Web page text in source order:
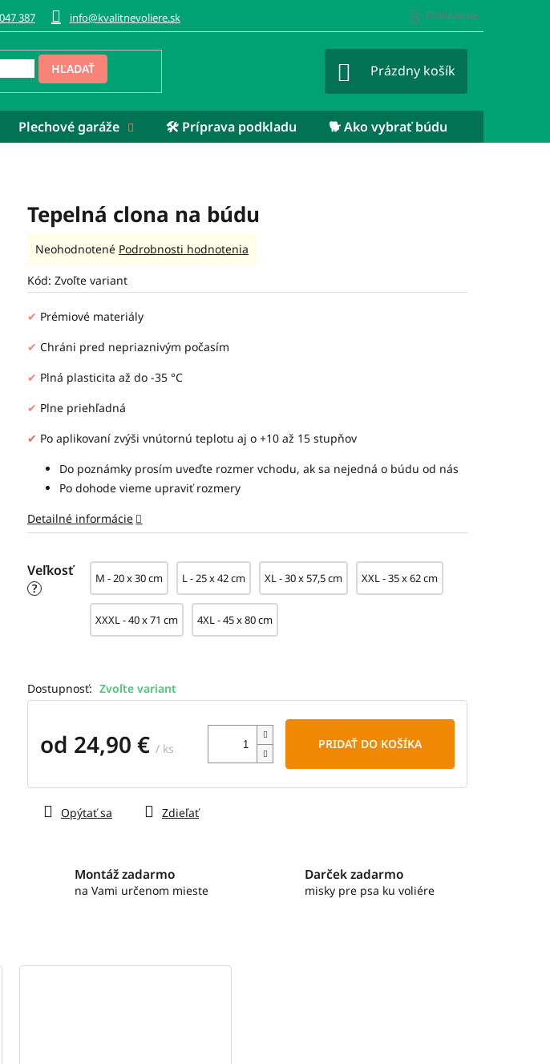
387 info@kvalitnevoliere.sk Prihlásenie
HĽADAŤ
NÁKUPNÝ
Prázdny košík
Plechové garáže 🛠️ Príprava podkladu 🐕 Ako vybrať búdu
Tepelná clona na búdu
Kód: Zvoľte variant
Zvoľte variant
Veľkosť
?
M - 20 x 30 cm L - 25 x 42 cm XL - 30 x 57,5 cm XXL - 35 x 62 cm
XXXL - 40 x 71 cm 4XL - 45 x 80 cm
od 24,90 € / ks
cena:
PRIDAŤ DO KOŠÍKA
✔ Prémiové materiály
✔ Chráni pred nepriaznivým počasím
✔ Plná plasticita až do -35 °C
✔ Plne priehľadná
✔ Po aplikovaní zvýši vnútornú teplotu aj o +10 až 15 stupňov
Do poznámky prosím uveďte rozmer vchodu, ak sa nejedná o búdu od nás
Po dohode vieme upraviť rozmery
Detailné informácie
Opýtať sa Zdieľať
Priemerné
produktu
je
0,0
hviezdičiek.
Neohodnotené Podrobnosti hodnotenia
Montáž zadarmo
na Vami určenom mieste
Darček zadarmo
misky pre psa ku voliére